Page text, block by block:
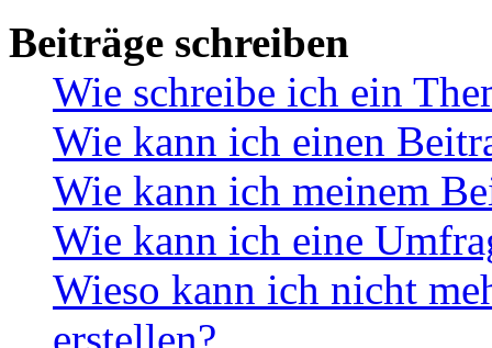
Beiträge schreiben
Wie schreibe ich ein
Wie kann ich einen
Wie kann ich meinem
Wie kann ich eine
Wieso kann ich nicht
erstellen?